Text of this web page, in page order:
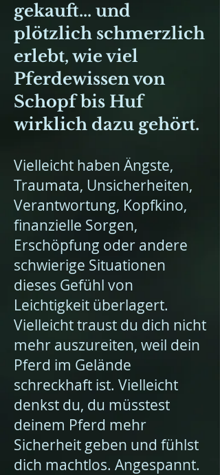
gekauft... und
plötzlich schmerzlich
erlebt, wie viel
Pferdewissen von
Schopf bis Huf
wirklich dazu gehört.
Vielleicht haben Ängste,
Traumata, Unsicherheiten,
Verantwortung, Kopfkino,
finanzielle Sorgen,
Erschöpfung oder andere
schwierige Situationen
dieses Gefühl von
Leichtigkeit überlagert.
Vielleicht traust du dich nicht
mehr auszureiten, weil dein
Pferd im Gelände
schreckhaft ist. Vielleicht
denkst du, du müsstest
deinem Pferd mehr
Sicherheit geben und fühlst
dich machtlos. Angespannt.